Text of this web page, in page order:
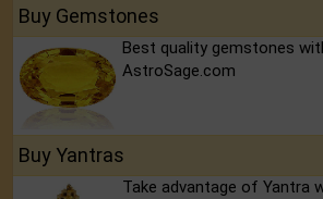
Buy Gemstones
Best quality gemstones
AstroSage.com
Buy Yantras
Take advantage of Yantra